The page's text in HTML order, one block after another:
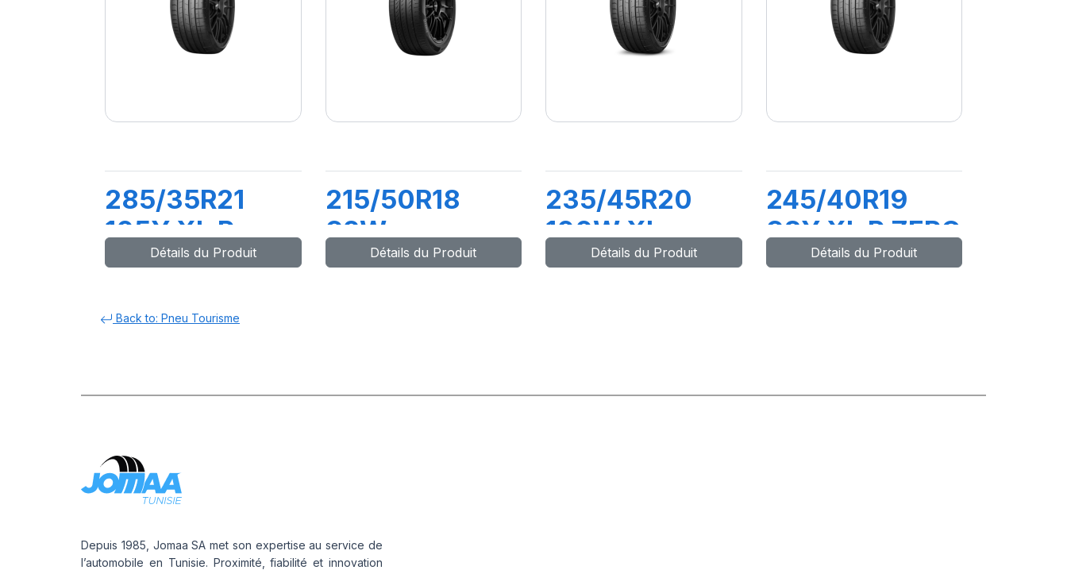
285/35R21
105Y XL P-
ZERO PZ4 (*)
Détails du Produit
215/50R18
92W
POWERGY
Détails du Produit
235/45R20
100W XL
PZERO MO
Détails du Produit
245/40R19
98Y XL P ZERO
PZ4 (J) ncs
Détails du Produit
Back to: Pneu Tourisme
Depuis 1985, Jomaa SA met son expertise au service de
l’automobile en Tunisie. Proximité, fiabilité et innovation